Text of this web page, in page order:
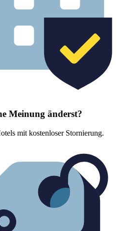
Meinung änderst?
mit kostenloser Stornierung.